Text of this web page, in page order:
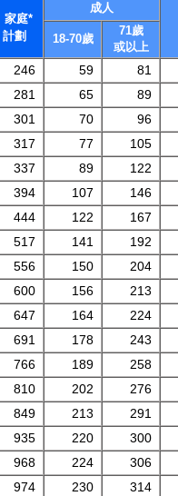
家庭*
計劃
成人
18-70歲
71歲
或以上
246 59 81
281 65 89
301 70 96
317 77 105
337 89 122
394 107 146
444 122 167
517 141 192
556 150 204
600 156 213
647 164 224
691 178 243
766 189 258
810 202 276
849 213 291
935 220 300
968 224 306
974 230 314